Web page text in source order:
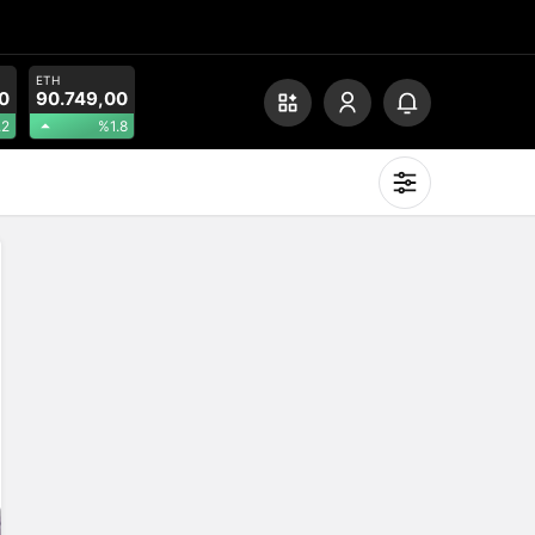
ETH
90.749,00
%1.8
Mod
değiştir